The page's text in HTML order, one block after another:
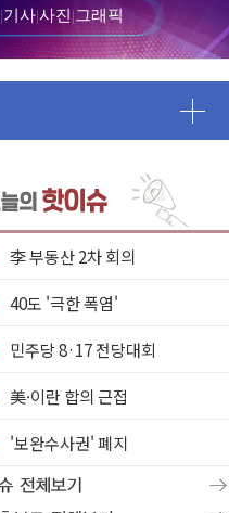
|기사|사진 |그래픽
李 부동산 2차 회의
40도 '극한 폭염'
민주당 8·17 전당대회
美·이란 합의 근접
'보완수사권' 폐지